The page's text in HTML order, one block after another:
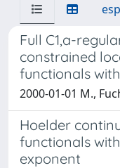
Full C1,a-
constrained
functionals
2000-01-01 M.,
Hoelder
functionals
exponent